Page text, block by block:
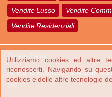
Vendite Lusso
Vendite
Vendite Residenziali
Cookie Policy
All Rights Reserved · ©
srls
Utilizziamo cookies ed altre
riconoscerti. Navigando su
cookies e delle altre tecnologie